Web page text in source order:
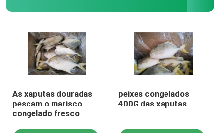
As xaputas douradas
pescam o marisco
congelado fresco
peixes congelados
400G das xaputas